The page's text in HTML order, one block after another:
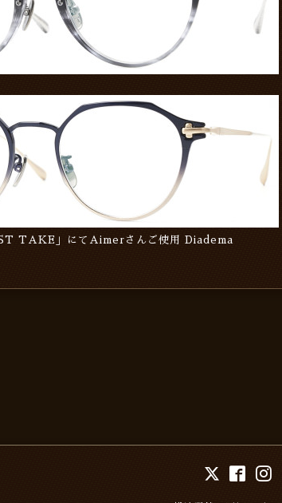
TAKE」にてAimerさんご使用 Diadema